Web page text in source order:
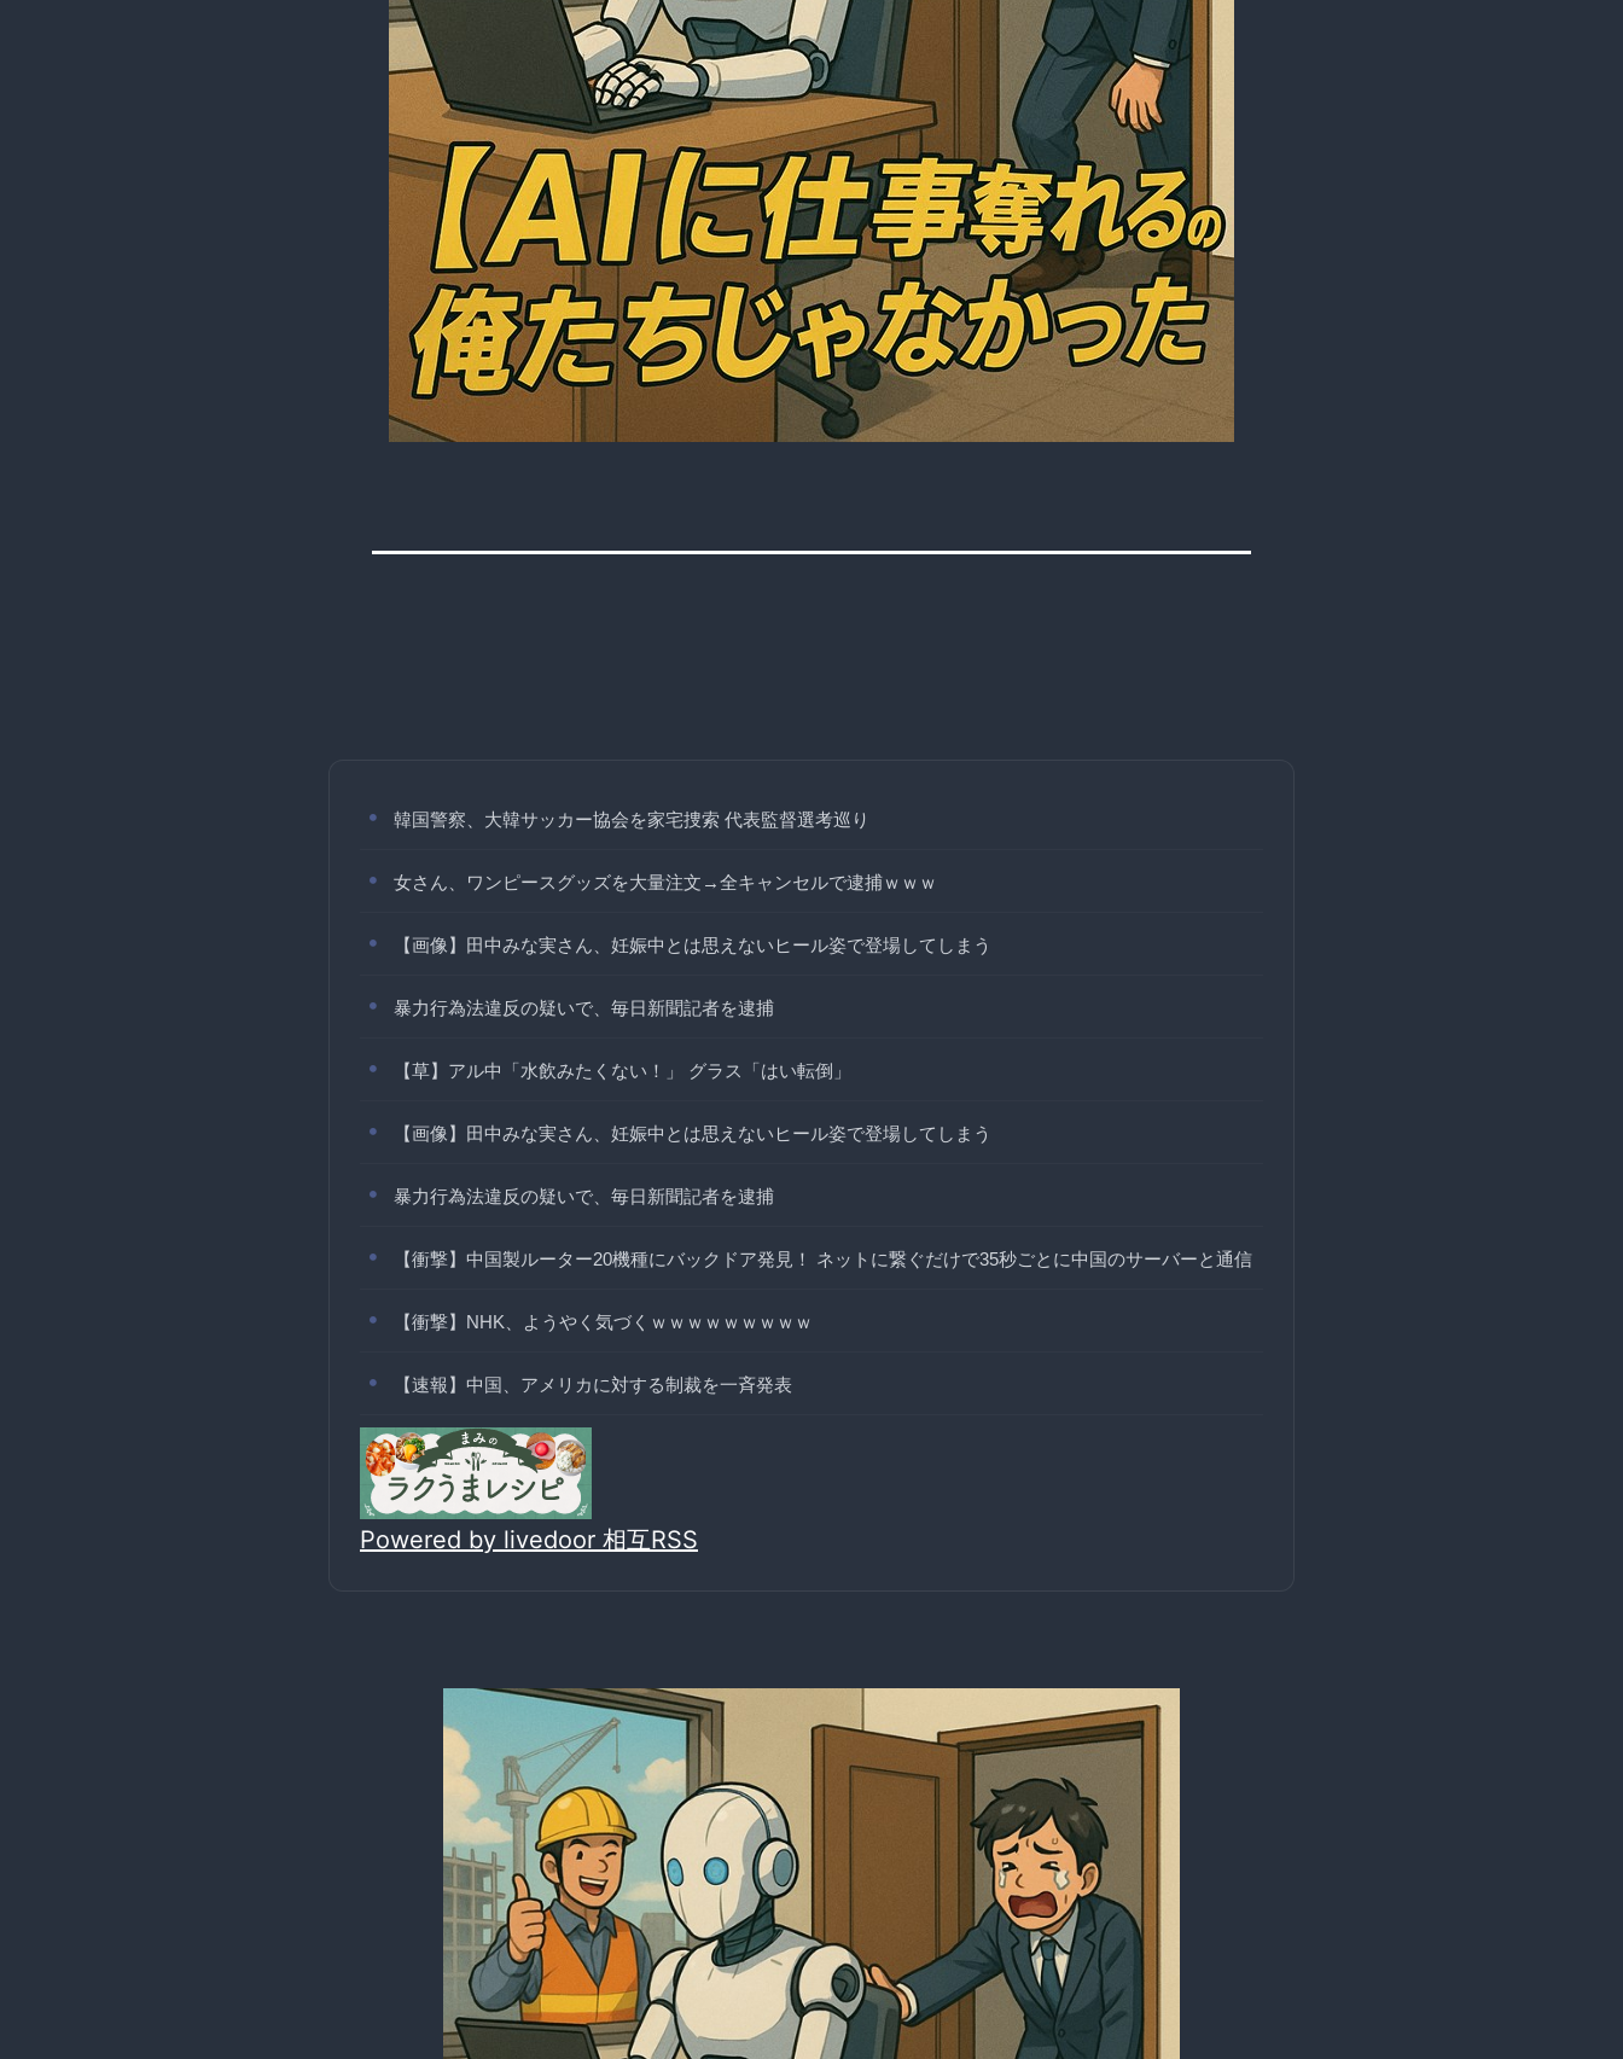
韓国警察、大韓サッカー協会を家宅捜索 代表監督選考巡り
女さん、ワンピースグッズを大量注文→全キャンセルで逮捕ｗｗｗ
【画像】田中みな実さん、妊娠中とは思えないヒール姿で登場してしまう
暴力行為法違反の疑いで、毎日新聞記者を逮捕
【草】アル中「水飲みたくない！」 グラス「はい転倒」
【画像】田中みな実さん、妊娠中とは思えないヒール姿で登場してしまう
暴力行為法違反の疑いで、毎日新聞記者を逮捕
【衝撃】中国製ルーター20機種にバックドア発見！ ネットに繋ぐだけで35秒ごとに中国のサーバーと通信
【衝撃】NHK、ようやく気づくｗｗｗｗｗｗｗｗｗ
【速報】中国、アメリカに対する制裁を一斉発表
Powered by livedoor 相互RSS